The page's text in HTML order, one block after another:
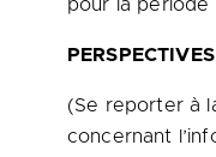
pour la période
(Se reporter à
concernant